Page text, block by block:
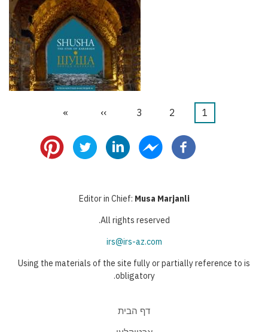
דף
1 דף
2 דף
3
הדף
››
הדף
»
Editor in Chief: Musa Marjanli
All rights reserved.
irs@irs-az.com
Using the materials of the site fully or partially reference to is
obligatory.
דף הבית